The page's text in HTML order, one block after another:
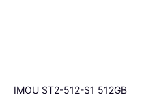
IMOU ST2-512-S1 512GB